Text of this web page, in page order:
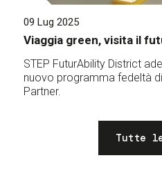
09 Lug 2025
Viaggia green, visita il
STEP FuturAbility District
nuovo programma fedeltà
Partner.
Tutte